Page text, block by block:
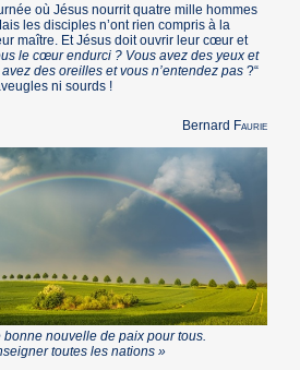
où Jésus nourrit quatre mille hommes
les disciples n’ont rien compris à la
maître. Et Jésus doit ouvrir leur cœur et
le cœur endurci ? Vous avez des yeux et
des oreilles et vous n’entendez pas ?“
ni sourds !
Bernard Faurie
bonne nouvelle de paix pour tous.
toutes les nations »